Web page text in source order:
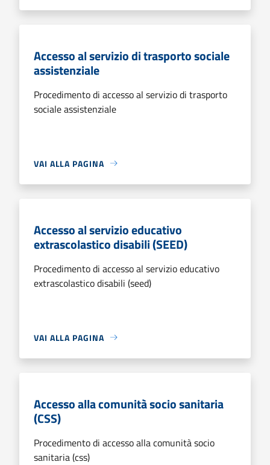
Accesso al servizio di trasporto sociale
assistenziale
Procedimento di accesso al servizio di trasporto
sociale assistenziale
VAI ALLA PAGINA
Accesso al servizio educativo
extrascolastico disabili (SEED)
Procedimento di accesso al servizio educativo
extrascolastico disabili (seed)
VAI ALLA PAGINA
Accesso alla comunità socio sanitaria
(CSS)
Procedimento di accesso alla comunità socio
sanitaria (css)